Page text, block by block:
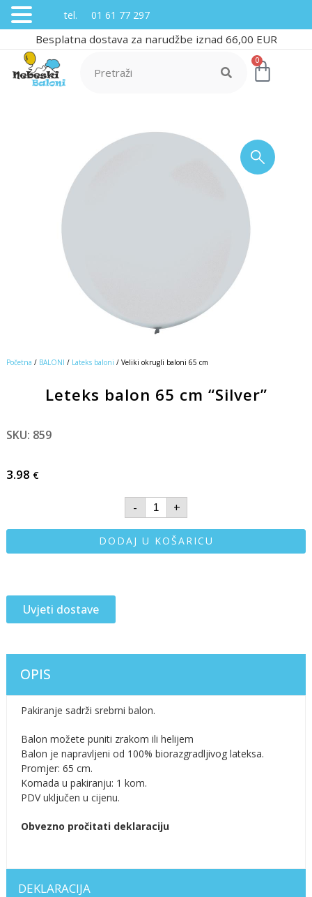
Besplatna dostava za narudžbe iznad 66,00 EUR
0
Početna / BALONI / Lateks baloni / Veliki okrugli baloni 65 cm
Leteks balon 65 cm “Silver”
SKU: 859
3.98 €
- +
DODAJ U KOŠARICU
Uvjeti dostave
OPIS
Pakiranje sadrži srebrni balon.
Balon možete puniti zrakom ili helijem
Balon je napravljeni od 100% biorazgradljivog lateksa.
Promjer: 65 cm.
Komada u pakiranju: 1 kom.
PDV uključen u cijenu.
Obvezno pročitati deklaraciju
DEKLARACIJA
tel. 01 61 77 297